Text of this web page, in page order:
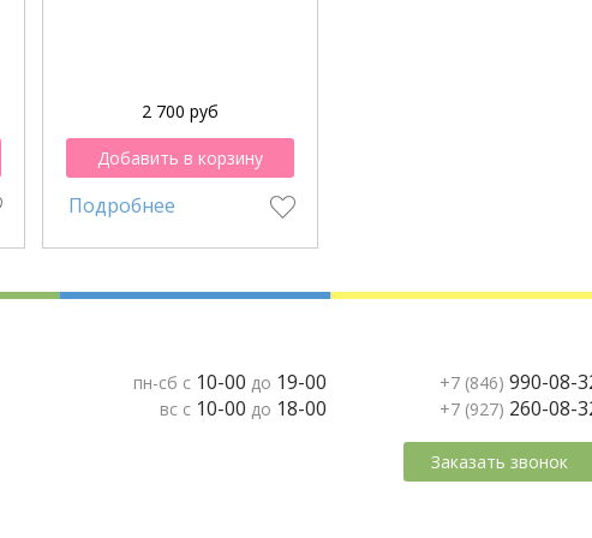
2 700 руб
Добавить в корзину
Подробнее
пн-сб с 10-00 до 19-00
вс с 10-00 до 18-00
+7 (846) 990-08-
+7 (927) 260-08-
Заказать звонок